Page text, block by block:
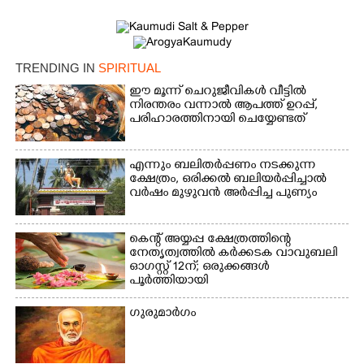
TRENDING IN SPIRITUAL
ഈ മൂന്ന് ചെറുജീവികൾ വീട്ടിൽ
നിരന്തരം വന്നാൽ ആപത്ത് ഉറപ്പ്,​
പരിഹാരത്തിനായി ചെയ്യേണ്ടത്
എന്നും ബലിതർപ്പണം നടക്കുന്ന
ക്ഷേത്രം,​ ഒരിക്കൽ ബലിയർപ്പിച്ചാൽ
വർഷം മുഴുവൻ അർപ്പിച്ച പുണ്യം
കെന്റ് അയ്യപ്പ ക്ഷേത്രത്തിന്റെ
നേതൃത്വത്തിൽ കർക്കടക വാവുബലി
ഓഗസ്റ്റ് 12ന്; ഒരുക്കങ്ങൾ
പൂർത്തിയായി
ഗുരുമാർഗം
Share this link